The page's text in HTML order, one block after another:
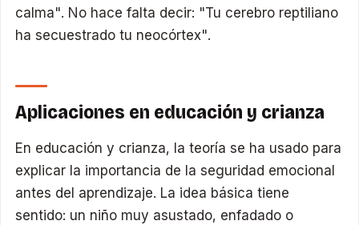
calma". No hace falta decir: "Tu cerebro reptiliano
ha secuestrado tu neocórtex".
Aplicaciones en educación y crianza
En educación y crianza, la teoría se ha usado para
explicar la importancia de la seguridad emocional
antes del aprendizaje. La idea básica tiene
sentido: un niño muy asustado, enfadado o